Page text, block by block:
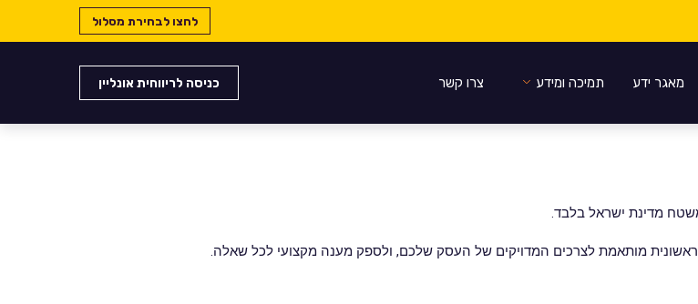
לחצו לבחירת מסלול
מאגר ידע תמיכה ומידע צרו קשר כניסה לריווחית אונליין
מדינת ישראל בלבד.
מותאמת לצרכים המדויקים של העסק שלכם, ולספק מענה מקצועי לכל שאלה.